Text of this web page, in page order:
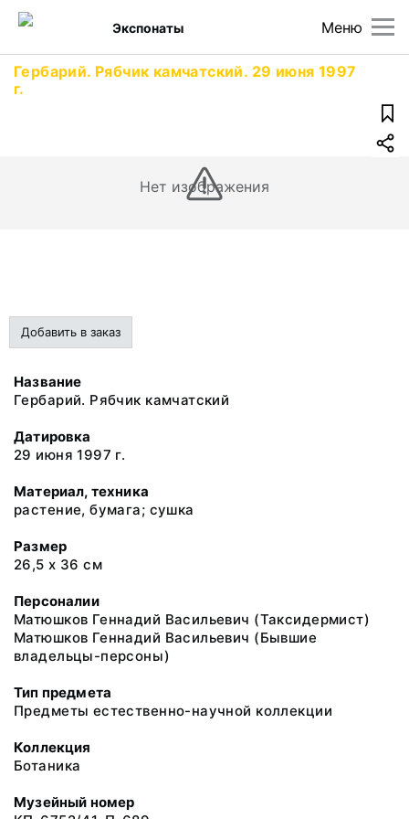
Меню
Экспонаты
Гербарий. Рябчик камчатский. 29 июня 1997
г.
Нет изображения
Добавить в заказ
Название
Гербарий. Рябчик камчатский
Датировка
29 июня 1997 г.
Материал, техника
растение, бумага; сушка
Размер
26,5 х 36 см
Персоналии
Матюшков Геннадий Васильевич (Таксидермист)
Матюшков Геннадий Васильевич (Бывшие
владельцы-персоны)
Тип предмета
Предметы естественно-научной коллекции
Коллекция
Ботаника
Музейный номер